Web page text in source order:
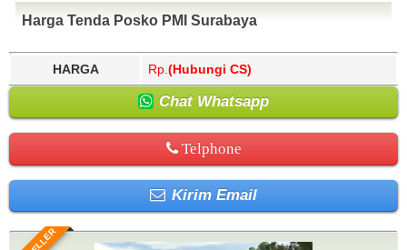
Harga Tenda Posko PMI Surabaya
HARGA Rp. (Hubungi CS)
Chat Whatsapp
Telphone
Kirim Email